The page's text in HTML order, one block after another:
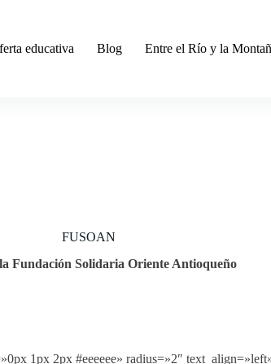
educativa Blog Entre el Río y la
FUSOAN
Fundación Solidaria Oriente Antioqueño
1px 2px #eeeeee» radius=»2″